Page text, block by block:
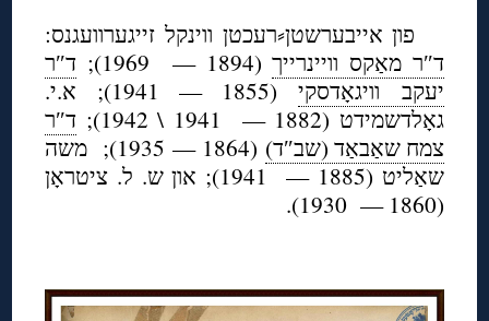
פון אייבערשטן⸗רעכטן ווינקל זייגערוועגנס:
ד″ר מאַקס וויינרייך(1894 — 1969);
ד″ר
יעקב וויגאָדסקי
(1855 — 1941); א.י.
גאָלדשמידט (1882 — 1941 \ 1942);
ד″ר
צמח שאַבאַד (שב″ד)
(1864 — 1935); משה
שאַליט (1885 — 1941); און ש. ל. ציטראָן
(1860 — 1930).